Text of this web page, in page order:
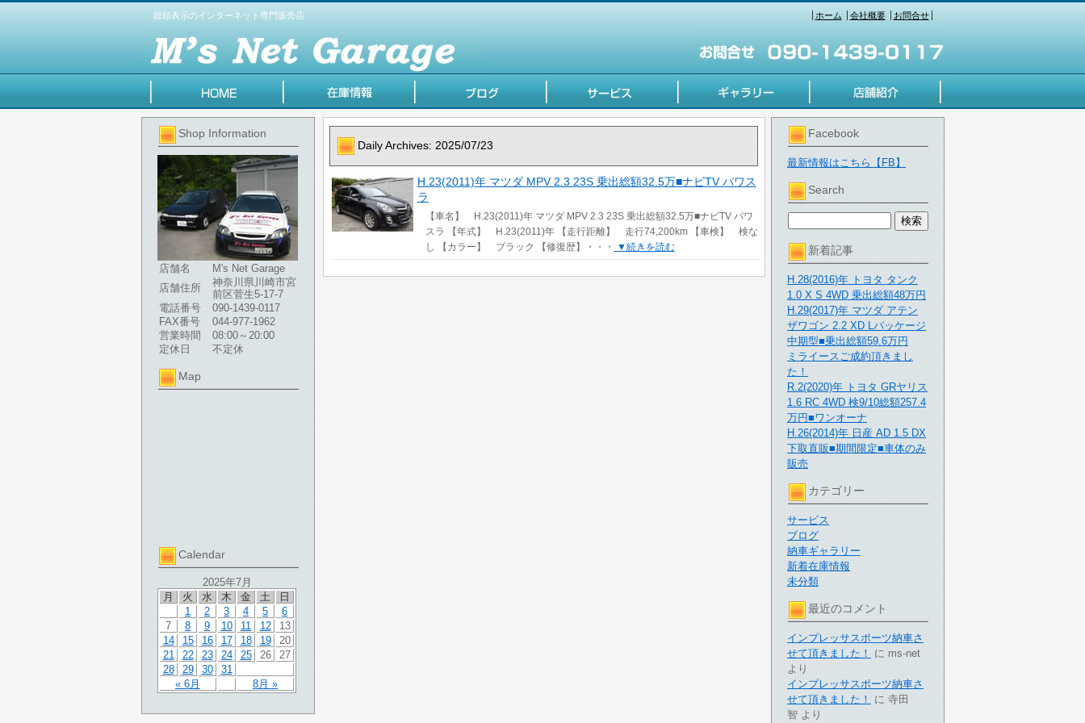
総額表示のインターネット専門販売店 ホーム 会社概要 お問合せ
Shop Information
店舗名
M's Net Garage
店舗住所
神奈川県川崎市宮
前区菅生5-17-7
電話番号
090-1439-0117
FAX番号
044-977-1962
営業時間
08:00～20:00
定休日
不定休
Map
Calendar
2025年7月
月
火 水 木 金 土 日
« 6月 8月 »
1 2 3 4 5
6
7
8 9 10 11 12
13
14
15 16 17 18 19
20
21
22 23 24 25 26
27
28
29 30 31
Facebook
最新情報はこちら【FB】
Search
新着記事
H.28(2016)年 トヨタ タンク
1.0 X S 4WD 乗出総額48万円
H.29(2017)年 マツダ アテン
ザワゴン 2.2 XD Lパッケージ
中期型■乗出総額59.6万円
ミライースご成約頂きまし
た！
R.2(2020)年 トヨタ GRヤリス
1.6 RC 4WD 検9/10総額257.4
万円■ワンオーナ
H.26(2014)年 日産 AD 1.5 DX
下取直販■期間限定■車体のみ
販売
カテゴリー
サービス
ブログ
納車ギャラリー
新着在庫情報
未分類
最近のコメント
インプレッサスポーツ納車さ
せて頂きました！
に ms-net
より
インプレッサスポーツ納車さ
せて頂きました！
に 寺田
智 より
Daily Archives: 2025/07/23
H.23(2011)年 マツダ MPV 2.3 23S 乗出総額32.5万■ナビTV パワス
ラ
【車名】 H.23(2011)年 マツダ MPV 2.3 23S 乗出総額32.5万■ナビTV パワ
スラ 【年式】 H.23(2011)年 【走行距離】 走行74,200km 【車検】 検な
し 【カラー】 ブラック 【修復歴】・・・
▼続きを読む